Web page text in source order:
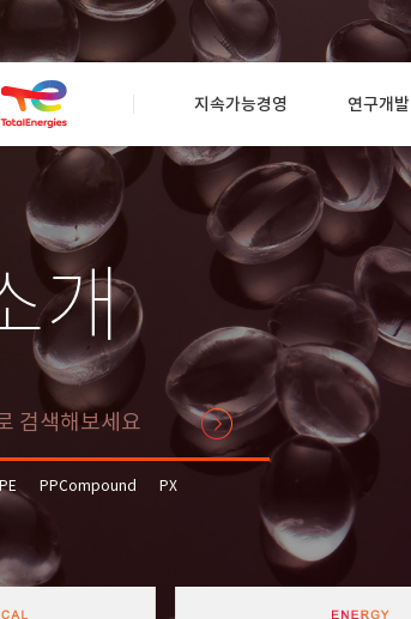
지속가능경영 연구개발
개
PPCompound
PX